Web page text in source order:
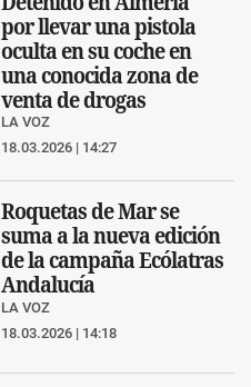
por llevar una pistola
oculta en su coche en
una conocida zona de
venta de drogas
LA VOZ
18.03.2026 | 14:27
Roquetas de Mar se
suma a la nueva edición
de la campaña Ecólatras
Andalucía
LA VOZ
18.03.2026 | 14:18